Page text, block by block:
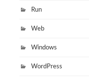
Run
Web
Windows
WordPress